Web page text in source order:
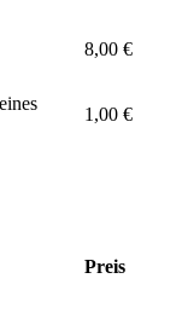
8,00 €
1,00 €
Preis